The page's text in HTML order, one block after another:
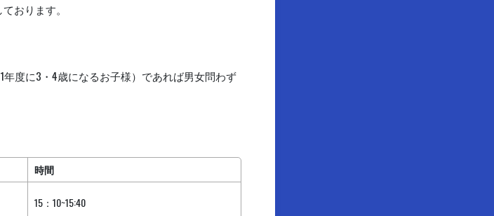
おります。
度に3・4歳になるお子様）であれば男女問わず
時間
15：10~15:40